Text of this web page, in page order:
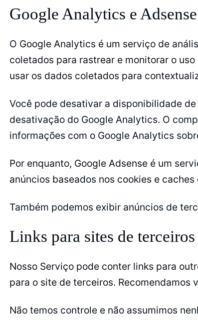
Google Analytics e Adsense
O Google Analytics é um serviço de
coletados para rastrear e monitorar o
usar os dados coletados para
Você pode desativar a disponibilidade
desativação do Google Analytics. O
informações com o Google Analytics
Por enquanto, Google Adsense é um
anúncios baseados nos cookies e caches
Também podemos exibir anúncios de
Links para sites de terceiros
Nosso Serviço pode conter links para
para o site de terceiros.
Não temos controle e não assumimos